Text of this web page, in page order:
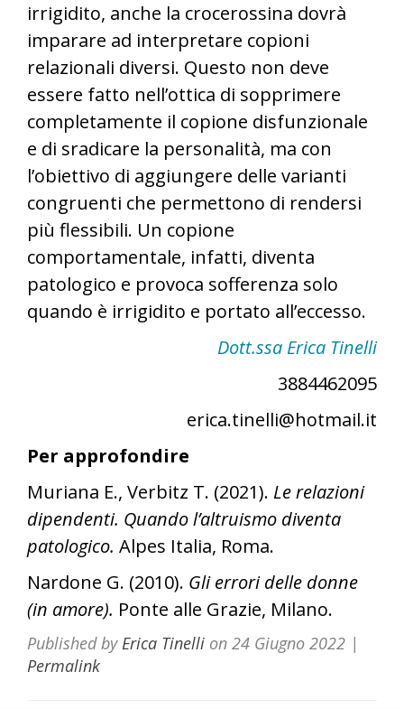
irrigidito, anche la crocerossina dovrà
imparare ad interpretare copioni
relazionali diversi. Questo non deve
essere fatto nell’ottica di sopprimere
completamente il copione disfunzionale
e di sradicare la personalità, ma con
l’obiettivo di aggiungere delle varianti
congruenti che permettono di rendersi
più flessibili. Un copione
comportamentale, infatti, diventa
patologico e provoca sofferenza solo
quando è irrigidito e portato all’eccesso.
Dott.ssa Erica Tinelli
3884462095
erica.tinelli@hotmail.it
Per approfondire
Muriana E., Verbitz T. (2021). Le relazioni
dipendenti. Quando l’altruismo diventa
patologico. Alpes Italia, Roma.
Nardone G. (2010). Gli errori delle donne
(in amore). Ponte alle Grazie, Milano.
Published byErica Tinelli on 24 Giugno 2022 |
Permalink